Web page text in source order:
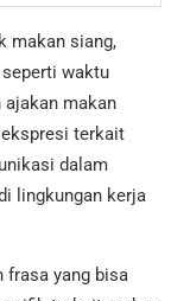
makan siang,
waktu
ajakan makan
terkait
dalam
lingkungan kerja
frasa yang bisa